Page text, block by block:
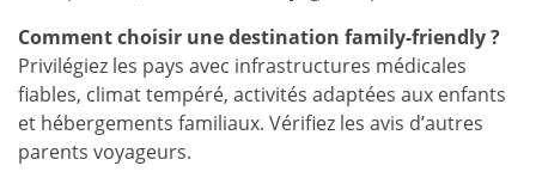
Comment choisir une destination family-friendly ?
Privilégiez les pays avec infrastructures médicales
fiables, climat tempéré, activités adaptées aux enfants
et hébergements familiaux. Vérifiez les avis d’autres
parents voyageurs.